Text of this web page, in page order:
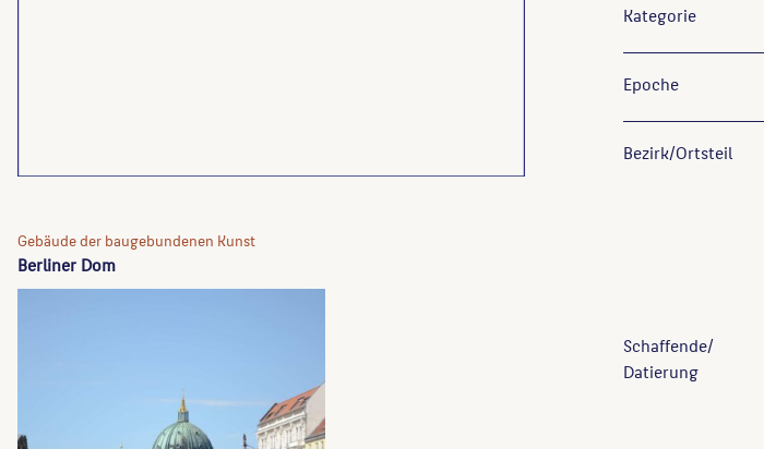
Gebäude der baugebundenen Kunst
Berliner Dom
Kategorie
Epoche
Bezirk/Ortsteil
Schaffende/
Datierung